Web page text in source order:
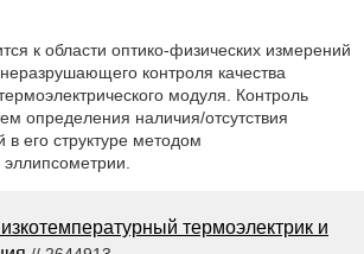
к области оптико-физических измерений
контроля качества
модуля. Контроль
определения наличия/отсутствия
в его структуре методом
эллипсометрии.
термоэлектрик и